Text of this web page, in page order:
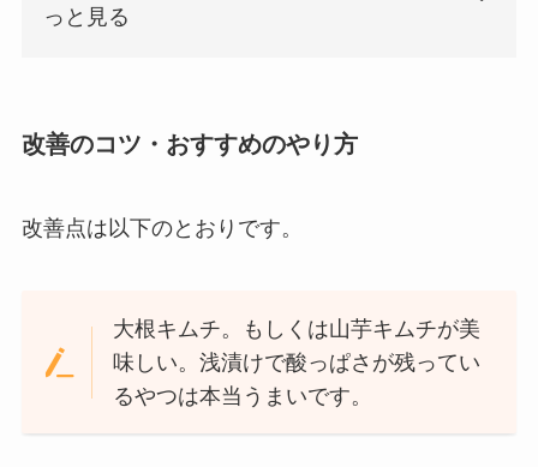
っと見る
改善のコツ・おすすめのやり方
改善点は以下のとおりです。
大根キムチ。もしくは山芋キムチが美
味しい。浅漬けで酸っぱさが残ってい
るやつは本当うまいです。